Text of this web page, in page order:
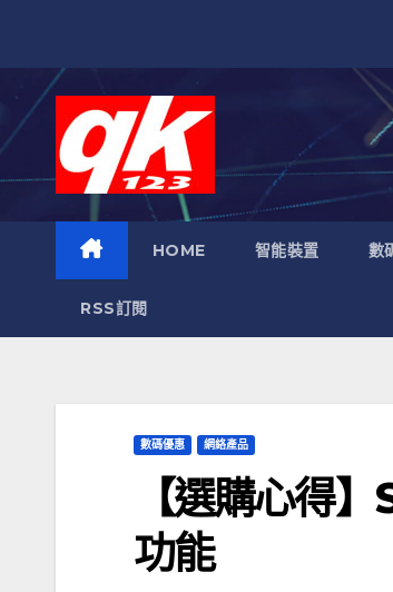
HOME 智能裝置 數
RSS訂閱
數碼優惠 網絡產品
【選購心得
功能